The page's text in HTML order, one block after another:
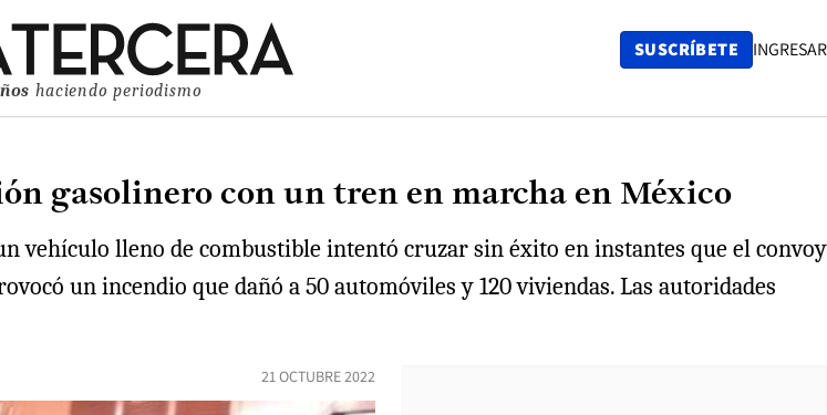
haciendo periodismo
SUSCRÍBETE INGRESAR
gasolinero con un tren en marcha en México
vehículo lleno de combustible intentó cruzar sin éxito en instantes que el convoy
un incendio que dañó a 50 automóviles y 120 viviendas. Las autoridades
21 OCTUBRE 2022